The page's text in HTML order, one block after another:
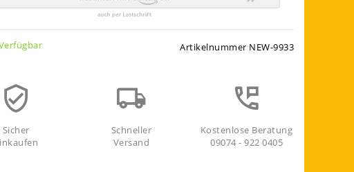
Artikelnummer NEW-9933
Sicher
Schneller
Versand
Kostenlose Beratung
09074 - 922 0405